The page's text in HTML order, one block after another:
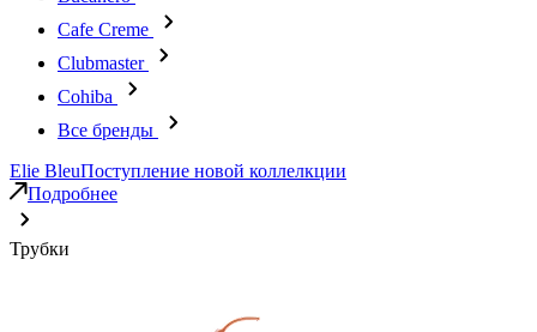
Cafe Creme
Clubmaster
Cohiba
Все бренды
Elie BleuПоступление новой коллелкции
Подробнее
Трубки